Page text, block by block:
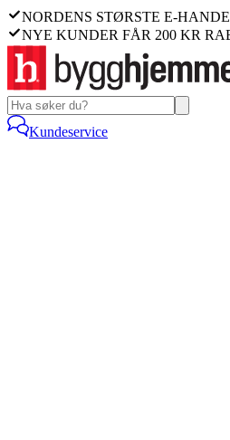
NORDENS STØRSTE E-
NYE KUNDER FÅR 200 KR
Kundeservice